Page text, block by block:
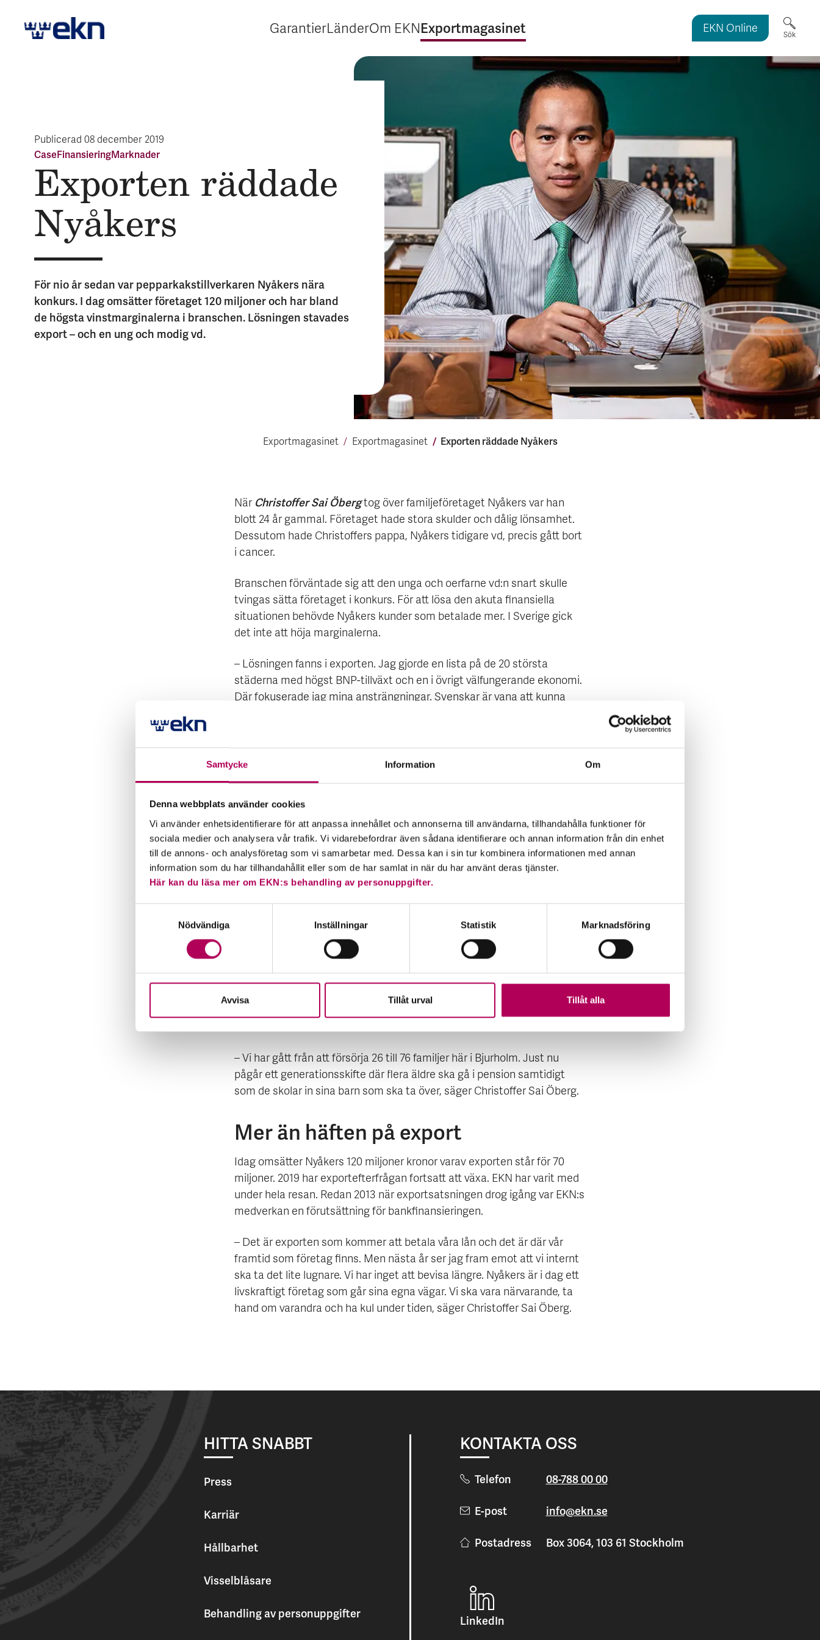
Samtycke Information Om
Denna webbplats använder cookies
Vi använder enhetsidentifierare för att anpassa innehållet och annonserna till användarna, tillhandahålla funktioner för
sociala medier och analysera vår trafik. Vi vidarebefordrar även sådana identifierare och annan information från din enhet
till de annons- och analysföretag som vi samarbetar med. Dessa kan i sin tur kombinera informationen med annan
information som du har tillhandahållit eller som de har samlat in när du har använt deras tjänster.
Här kan du läsa mer om EKN:s behandling av personuppgifter.
Nödvändiga
Inställningar Statistik Marknadsföring
Avvisa Tillåt urval Tillåt alla
GarantierExpandera Garantier
LänderExpandera Länder
Om EKNExpandera Om EKN
ExportmagasinetExpandera Exportmagasinet EKN Online Sök
Publicerad 08 december 2019
CaseFinansieringMarknader
Exporten räddade
Nyåkers
För nio år sedan var pepparkakstillverkaren Nyåkers nära
konkurs. I dag omsätter företaget 120 miljoner och har bland
de högsta vinstmarginalerna i branschen. Lösningen stavades
export – och en ung och modig vd.
Exportmagasinet Export­magasinet Exporten räddade Nyåkers
När Christoffer Sai Öbergtog över familjeföretaget Nyåkers var han
blott 24 år gammal. Företaget hade stora skulder och dålig lönsamhet.
Dessutom hade Christoffers pappa, Nyåkers tidigare vd, precis gått bort
i cancer.
Branschen förväntade sig att den unga och oerfarne vd:n snart skulle
tvingas sätta företaget i konkurs. För att lösa den akuta finansiella
situationen behövde Nyåkers kunder som betalade mer. I Sverige gick
det inte att höja marginalerna.
– Lösningen fanns i exporten. Jag gjorde en lista på de 20 största
städerna med högst BNP-tillväxt och en i övrigt välfungerande ekonomi.
Där fokuserade jag mina ansträngningar. Svenskar är vana att kunna
Exporten betalar lånen
En av nycklarna till lönsam export har legat i att våga testa nya
marknader. Christoffers plan för att satsa på att kontakta återförsäljare i
de 20 städer han initialt identifierat har fallit ut väl. 2015 började man
känna av vändningen och att företaget skulle överleva.
– Vi jobbar hårt med att förlänga pepparkakornas säsong. På nya
delikatesser i Djibouti och som en lyxvariant av en Ikea-produkt i
Sydkorea, säger Christoffer Sai Öberg.
pepparkakor med smak av grönt te kan tas fram och skickas till Japan
Västerbotten.
– Vi har gått från att försörja 26 till 76 familjer här i Bjurholm. Just nu
pågår ett generationsskifte där flera äldre ska gå i pension samtidigt
som de skolar in sina barn som ska ta över, säger Christoffer Sai Öberg.
Mer än häften på export
Idag omsätter Nyåkers 120 miljoner kronor varav exporten står för 70
miljoner. 2019 har exportefterfrågan fortsatt att växa. EKN har varit med
under hela resan. Redan 2013 när exportsatsningen drog igång var EKN:s
medverkan en förutsättning för bankfinansieringen.
– Det är exporten som kommer att betala våra lån och det är där vår
framtid som företag finns. Men nästa år ser jag fram emot att vi internt
ska ta det lite lugnare. Vi har inget att bevisa längre. Nyåkers är i dag ett
livskraftigt företag som går sina egna vägar. Vi ska vara närvarande, ta
hand om varandra och ha kul under tiden, säger Christoffer Sai Öberg.
HITTA SNABBT
Press
Karriär
Hållbarhet
Visselblåsare
Behandling av personuppgifter
KONTAKTA OSS
Telefon 08-788 00 00
E-post info@ekn.se
Postadress Box 3064, 103 61 Stockholm
LinkedIn